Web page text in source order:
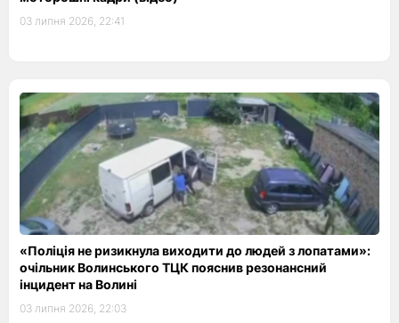
03 липня 2026, 22:41
«Поліція не ризикнула виходити до людей з лопатами»:
очільник Волинського ТЦК пояснив резонансний
інцидент на Волині
03 липня 2026, 22:03